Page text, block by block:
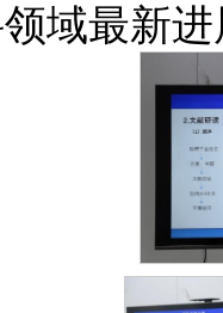
域最新